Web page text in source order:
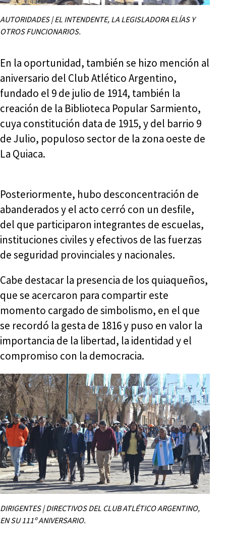
AUTORIDADES | EL INTENDENTE, LA LEGISLADORA ELÍAS Y
OTROS FUNCIONARIOS.
En la oportunidad, también se hizo mención al
aniversario del Club Atlético Argentino,
fundado el 9 de julio de 1914, también la
creación de la Biblioteca Popular Sarmiento,
cuya constitución data de 1915, y del barrio 9
de Julio, populoso sector de la zona oeste de
La Quiaca.
Posteriormente, hubo desconcentración de
abanderados y el acto cerró con un desfile,
del que participaron integrantes de escuelas,
instituciones civiles y efectivos de las fuerzas
de seguridad provinciales y nacionales.
Cabe destacar la presencia de los quiaqueños,
que se acercaron para compartir este
momento cargado de simbolismo, en el que
se recordó la gesta de 1816 y puso en valor la
importancia de la libertad, la identidad y el
compromiso con la democracia.
DIRIGENTES | DIRECTIVOS DEL CLUB ATLÉTICO ARGENTINO,
EN SU 111º ANIVERSARIO.